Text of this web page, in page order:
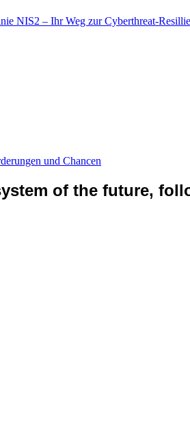
NIS2 – Ihr Weg zur Cyberthreat-
und Chancen
of the future,